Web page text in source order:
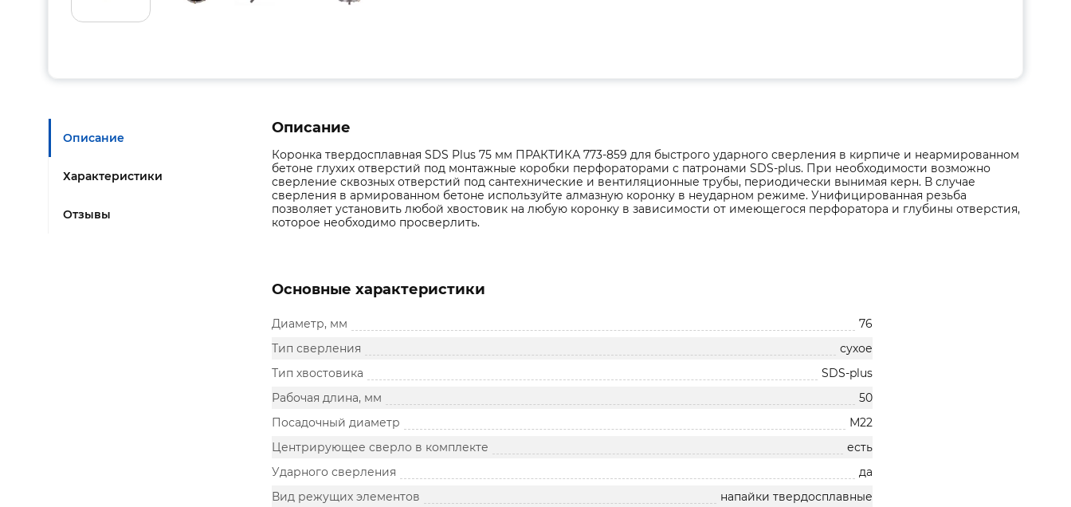
Описание
Характеристики
Отзывы
Описание
Коронка твердосплавная SDS Plus 75 мм ПРАКТИКА 773-859 для быстрого ударного сверления в кирпиче и неармированном
бетоне глухих отверстий под монтажные коробки перфораторами с патронами SDS-plus. При необходимости возможно
сверление сквозных отверстий под сантехнические и вентиляционные трубы, периодически вынимая керн. В случае
сверления в армированном бетоне используйте алмазную коронку в неударном режиме. Унифицированная резьба
позволяет установить любой хвостовик на любую коронку в зависимости от имеющегося перфоратора и глубины отверстия,
которое необходимо просверлить.
Основные характеристики
Диаметр, мм
76
Тип сверления
сухое
Тип хвостовика
SDS-plus
Рабочая длина, мм
50
Посадочный диаметр
М22
Центрирующее сверло в комплекте
есть
Ударного сверления
да
Вид режущих элементов
напайки твердосплавные